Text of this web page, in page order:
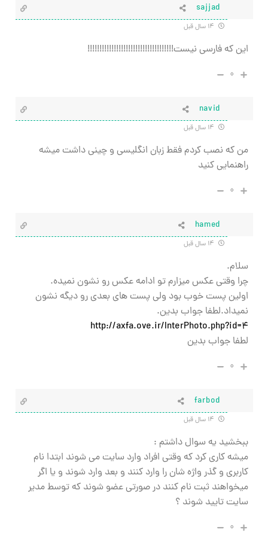
sajjad
این که فارسی نیست!!!!!!!!!!!!!!!!!!!!!!!!!!!!!!!!!!!!
۰
navid
من که نصب کردم فقط زبان انگلیسی و چینی داشت میشه
راهنمایی کنید
۰
hamed
سلام.
چرا وقتی عکس میزارم تو ادامه عکس رو نشون نمیده.
اولین پست خوب بود ولی پست های بعدی رو دیگه نشون
نمیداد.لطفا جواب بدین.
http://axfa.ove.ir/InterPhoto.php?id=4
لطفا جواب بدین
۰
farbod
ببخشید یه سوال داشتم :
میشه کاری کرد که وقتی افراد وارد سایت می شوند ابتدا نام
کاربری و گذر واژه شان را وارد کنند و بعد وارد شوند و یا اگر
میخواهند ثبت نام کنند در صورتی عضو شوند که توسط مدیر
سایت تایید شوند ؟
۰